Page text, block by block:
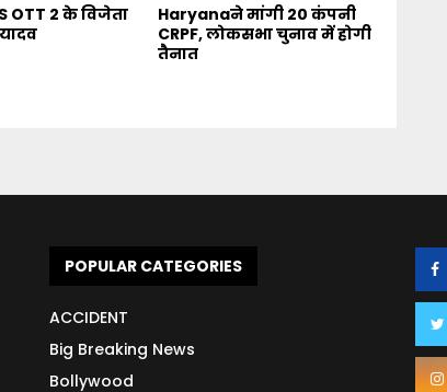
OTT 2 के विजेता
Haryanaने मांगी 20 कंपनी
CRPF, लोकसभा चुनाव में होगी
तैनात
POPULAR CATEGORIES
ACCIDENT
Big Breaking News
Bollywood